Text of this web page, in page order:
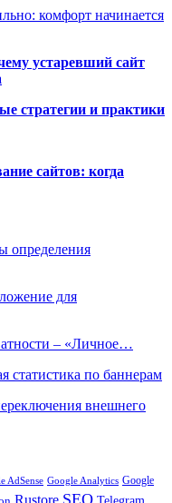
комфорт начинается
устаревший сайт
стратегии и практики
сайтов: когда
определения
для
– «Личное…
статистика по баннерам
внешнего
AdSense Google Analytics Google
Rustore SEO